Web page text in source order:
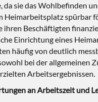
da sie das Wohlbefinden
Heimarbeitsplatz spürbar
ihren Beschäftigten
Einrichtung eines
häufig von deutlich
bei der allgemeinen
Arbeitsergebnissen.
an Arbeitszeit und